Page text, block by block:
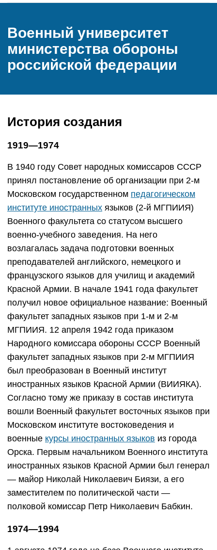
Военный университет
министерства обороны
российской федерации
История создания
1919—1974
В 1940 году Совет народных комиссаров СССР
принял постановление об организации при 2-м
Московском государственном педагогическом
институте иностранных языков (2-й МГПИИЯ)
Военного факультета со статусом высшего
военно-учебного заведения. На него
возлагалась задача подготовки военных
преподавателей английского, немецкого и
французского языков для училищ и академий
Красной Армии. В начале 1941 года факультет
получил новое официальное название: Военный
факультет западных языков при 1-м и 2-м
МГПИИЯ. 12 апреля 1942 года приказом
Народного комиссара обороны СССР Военный
факультет западных языков при 2-м МГПИИЯ
был преобразован в Военный институт
иностранных языков Красной Армии (ВИИЯКА).
Согласно тому же приказу в состав института
вошли Военный факультет восточных языков при
Московском институте востоковедения и
военные курсы иностранных языков из города
Орска. Первым начальником Военного института
иностранных языков Красной Армии был генерал
— майор Николай Николаевич Биязи, а его
заместителем по политической части —
полковой комиссар Петр Николаевич Бабкин.
1974—1994